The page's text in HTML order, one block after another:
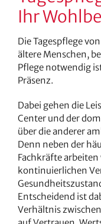
Ihr
Die Tagespflege
ältere Menschen,
Pflege notwendig
Präsenz.
Dabei gehen die
Center und der
über die anderer
Denn neben der
Fachkräfte
kontinuierlichen
Entscheidend ist
Verhältnis